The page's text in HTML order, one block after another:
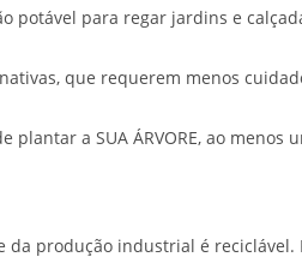
potável para regar jardins e
que requerem menos
plantar a SUA ÁRVORE, ao menos
produção industrial é reciclável.